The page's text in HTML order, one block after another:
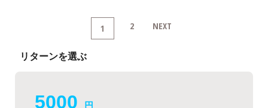
1 2 NEXT
リターンを選ぶ
5000 円